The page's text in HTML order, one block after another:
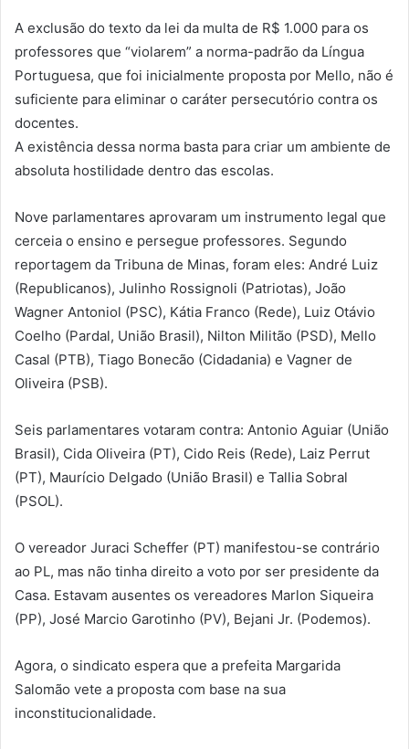
A exclusão do texto da lei da multa de R$ 1.000 para os
professores que “violarem” a norma-padrão da Língua
Portuguesa, que foi inicialmente proposta por Mello, não é
suficiente para eliminar o caráter persecutório contra os
docentes.
A existência dessa norma basta para criar um ambiente de
absoluta hostilidade dentro das escolas.
Nove parlamentares aprovaram um instrumento legal que
cerceia o ensino e persegue professores. Segundo
reportagem da Tribuna de Minas, foram eles: André Luiz
(Republicanos), Julinho Rossignoli (Patriotas), João
Wagner Antoniol (PSC), Kátia Franco (Rede), Luiz Otávio
Coelho (Pardal, União Brasil), Nilton Militão (PSD), Mello
Casal (PTB), Tiago Bonecão (Cidadania) e Vagner de
Oliveira (PSB).
Seis parlamentares votaram contra: Antonio Aguiar (União
Brasil), Cida Oliveira (PT), Cido Reis (Rede), Laiz Perrut
(PT), Maurício Delgado (União Brasil) e Tallia Sobral
(PSOL).
O vereador Juraci Scheffer (PT) manifestou-se contrário
ao PL, mas não tinha direito a voto por ser presidente da
Casa. Estavam ausentes os vereadores Marlon Siqueira
(PP), José Marcio Garotinho (PV), Bejani Jr. (Podemos).
Agora, o sindicato espera que a prefeita Margarida
Salomão vete a proposta com base na sua
inconstitucionalidade.